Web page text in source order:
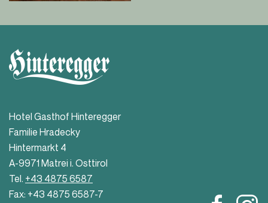
Hotel Gasthof Hinteregger
Familie Hradecky
Hintermarkt 4
A-9971 Matrei i. Osttirol
Tel. +43 4875 6587
Fax: +43 4875 6587-7